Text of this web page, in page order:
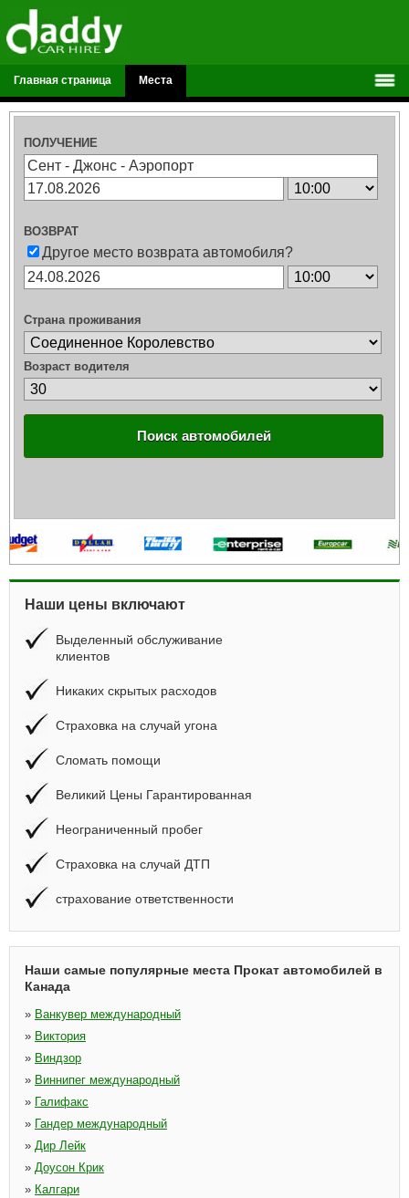
Главная страница Места
ПОЛУЧЕНИЕ
ВОЗВРАТ
Другое место возврата автомобиля?
Страна проживания
Возраст водителя
Поиск автомобилей
Наши цены включают
Выделенный обслуживание
клиентов
Никаких скрытых расходов
Страховка на случай угона
Сломать помощи
Великий Цены Гарантированная
Неограниченный пробег
Страховка на случай ДТП
страхование ответственности
Наши самые популярные места Прокат автомобилей в
Канада
» Ванкувер международный
» Виктория
» Виндзор
» Виннипег международный
» Галифакс
» Гандер международный
» Дир Лейк
» Доусон Крик
» Калгари